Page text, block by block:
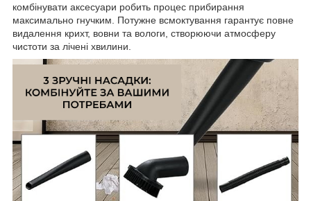
комбінувати аксесуари робить процес прибирання
максимально гнучким. Потужне всмоктування гарантує повне
видалення крихт, вовни та вологи, створюючи атмосферу
чистоти за лічені хвилини.